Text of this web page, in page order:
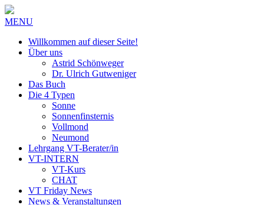
MENU
Willkommen auf dieser Seite!
Über uns
Astrid Schönweger
Dr. Ulrich Gutweniger
Das Buch
Die 4 Typen
Sonne
Sonnenfinsternis
Vollmond
Neumond
Lehrgang VT-Berater/in
VT-INTERN
VT-Kurs
CHAT
VT Friday News
News & Veranstaltungen